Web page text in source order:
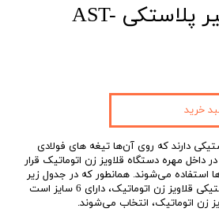
فشنگی قلاویزگیر پلاستکی AST-
دارند که روی آن‌ها تیغه های فولادی
مهره دستگاه قلاویز زن اتوماتیک قرار
استفاده می‌شوند. همانطور که در جدول زیر
مشاهده می‌کنید فشنگی پلاستیکی قلاویز زن اتوماتیک، دارای 6 سایز است
زن اتوماتیک، انتخاب می‌شوند.
خرید